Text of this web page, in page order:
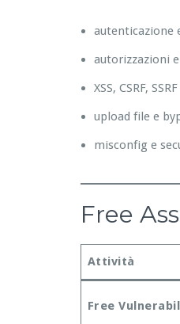
autenticazione
autorizzazioni e
XSS, CSRF, SSRF
upload file e
misconfig e
Free
Attività
Free